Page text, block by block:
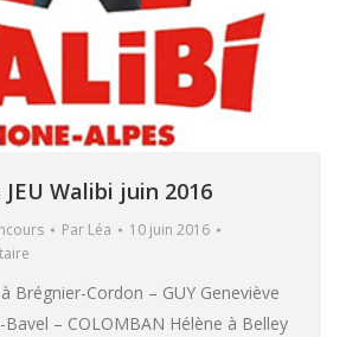
Walibi juin 2016
Par Léa
10 juin 2016
Brégnier-Cordon – GUY Geneviève
– COLOMBAN Hélène à Belley